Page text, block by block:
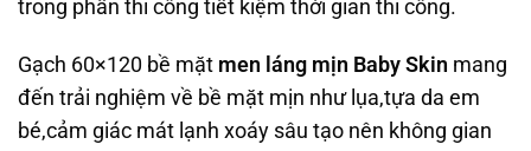
trong phần thi công tiết kiệm thời gian thi công.
Gạch 60×120 bề mặt men láng mịn Baby Skin mang
đến trải nghiệm về bề mặt mịn như lụa,tựa da em
bé,cảm giác mát lạnh xoáy sâu tạo nên không gian